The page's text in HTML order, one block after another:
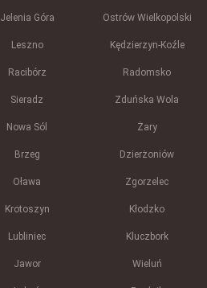
Jelenia Góra Ostrów Wielkopolski
Leszno Kędzierzyn-Koźle
Racibórz Radomsko
Sieradz Zduńska Wola
Nowa Sól Żary
Brzeg Dzierżoniów
Oława Zgorzelec
Krotoszyn Kłodzko
Lubliniec Kluczbork
Jawor Wieluń